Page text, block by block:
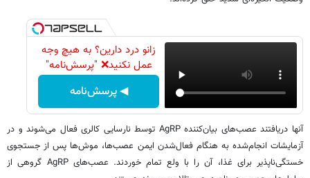
زانو درد دارین؟ به هیچ وجه
عمل نکنید❌ "پرسش‌نامه"
◀ پرسش‌نامه
آنها دریافتند عصب‌های بیان‌کننده AgRP توسط نارسایی کالری فعال می‌شوند و در
آزمایشات انجام‌شده به هنگام فعال‌شدن ایمن عصب‌ها، موش‌ها پس از جستجوی
خستگی‌ناپذیر برای غذا، آن را با ولع تمام خوردند. عصب‌های AgRP گروهی از